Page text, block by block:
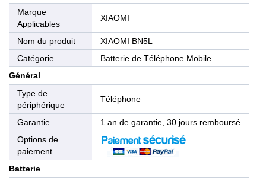
Marque
Applicables
XIAOMI
Nom du produit
XIAOMI BN5L
Catégorie
Batterie de Téléphone Mobile
Général
Type de
périphérique
Téléphone
Garantie
1 an de garantie, 30 jours remboursé
Options de
paiement
Batterie